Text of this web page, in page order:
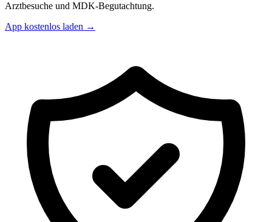
Arztbesuche und MDK-Begutachtung.
App kostenlos laden →